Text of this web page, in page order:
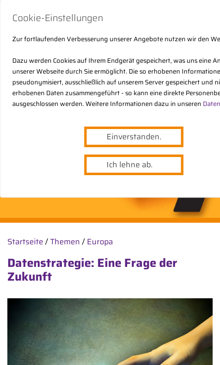
Cookie-Einstellungen
Zur fortlaufenden Verbesserung unserer Angebote nutzen wir den
Dazu werden Cookies auf Ihrem Endgerät gespeichert, was uns eine
unserer Webseite durch Sie ermöglicht. Die so erhobenen
pseudonymisiert, ausschließlich auf unserem Server gespeichert und
erhobenen Daten zusammengeführt - so kann eine direkte
ausgeschlossen werden. Weitere Informationen dazu in unseren
Einverstanden.
Ich lehne ab.
Startseite /Themen / Europa
Datenstrategie: Eine Frage der
Zukunft